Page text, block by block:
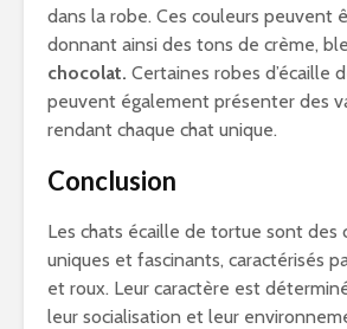
dans la robe. Ces couleurs peuvent
donnant ainsi des tons de crème,
chocolat. Certaines robes d’écaille
peuvent également présenter des
rendant chaque chat unique.
Conclusion
Les chats écaille de tortue sont des
uniques et fascinants, caractérisés
et roux. Leur caractère est
leur socialisation et leur